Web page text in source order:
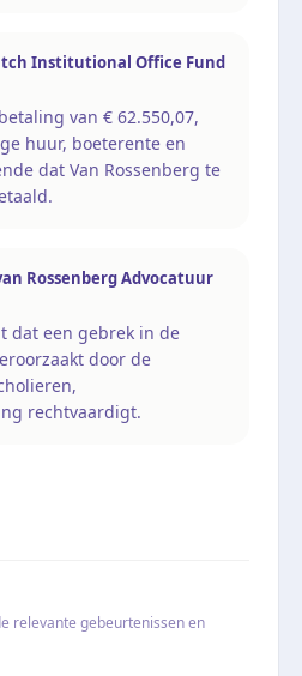
Institutional Office Fund
van € 62.550,07,
huur, boeterente en
dat Van Rossenberg te
Rossenberg Advocatuur
dat een gebrek in de
door de
rechtvaardigt.
relevante gebeurtenissen en